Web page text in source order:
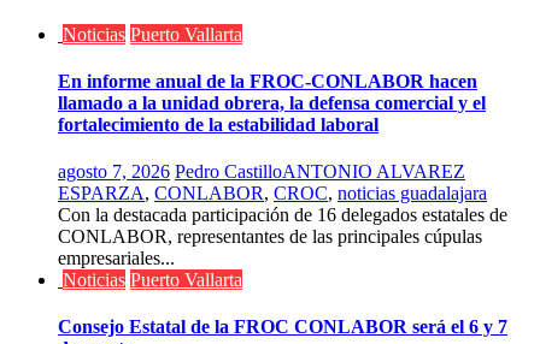
Noticias Puerto Vallarta
En informe anual de la FROC-CONLABOR hacen
llamado a la unidad obrera, la defensa comercial y el
fortalecimiento de la estabilidad laboral
agosto 7, 2026 Pedro CastilloANTONIO ALVAREZ
ESPARZA, CONLABOR, CROC, noticias guadalajara
Con la destacada participación de 16 delegados estatales de
CONLABOR, representantes de las principales cúpulas
empresariales...
Noticias Puerto Vallarta
Consejo Estatal de la FROC CONLABOR será el 6 y 7